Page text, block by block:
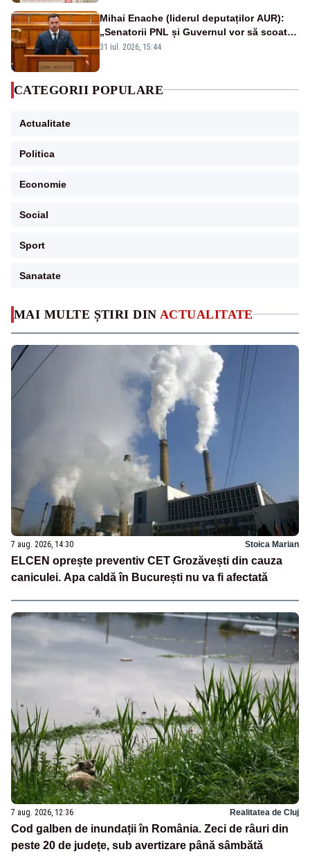
MAI MULTE ȘTIRI DIN ACTUALITATE
7 aug. 2026, 14:30 Stoica Marian
ELCEN oprește preventiv CET Grozăvești din cauza
caniculei. Apa caldă în București nu va fi afectată
7 aug. 2026, 12:36 Realitatea de Cluj
Cod galben de inundații în România. Zeci de râuri din
peste 20 de județe, sub avertizare până sâmbătă
Mihai Enache (liderul deputaților AUR):
„Senatorii PNL și Guvernul vor să scoată
la vânzare bunuri publice pentru a stinge
31 iul. 2026, 15:44
CATEGORII POPULARE
Actualitate
Politica
Economie
Social
Sport
Sanatate